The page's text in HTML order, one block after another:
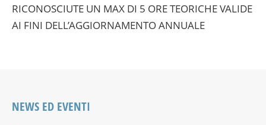
RICONOSCIUTE UN MAX DI 5 ORE TEORICHE VALIDE
AI FINI DELL’AGGIORNAMENTO ANNUALE
NEWS ED EVENTI